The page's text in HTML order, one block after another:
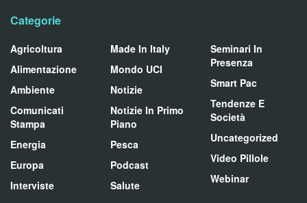
Categorie
Agricoltura
Alimentazione
Ambiente
Comunicati
Stampa
Energia
Europa
Interviste
Made In Italy
Mondo UCI
Notizie
Notizie In Primo
Piano
Pesca
Podcast
Salute
Seminari In
Presenza
Smart Pac
Tendenze E
Società
Uncategorized
Video Pillole
Webinar